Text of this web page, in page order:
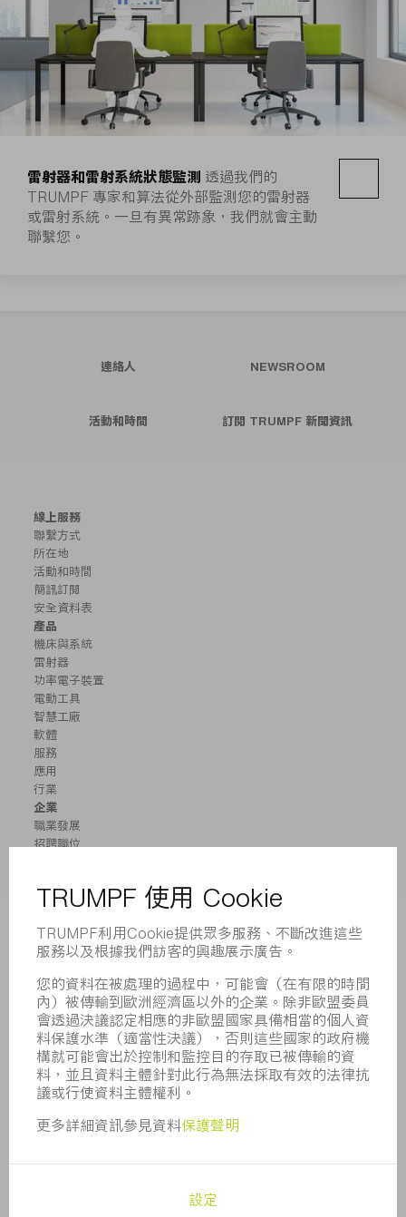
雷射器和雷射系統狀態監測 透過我們的
TRUMPF 專家和算法從外部監測您的雷射器
或雷射系統。一旦有異常跡象，我們就會主動
聯繫您。
連絡人 NEWSROOM
活動和時間 訂閱 TRUMPF 新聞資訊
線上服務
聯繫方式
所在地
活動和時間
簡訊訂閱
安全資料表
產品
機床與系統
雷射器
功率電子裝置
電動工具
智慧工廠
軟體
服務
應用
行業
企業
職業發展
招聘職位
業務報告
合規
舉報系統
新聞稿
雜誌
可持續性
環境和氣候
社會和公共事務
企業管理